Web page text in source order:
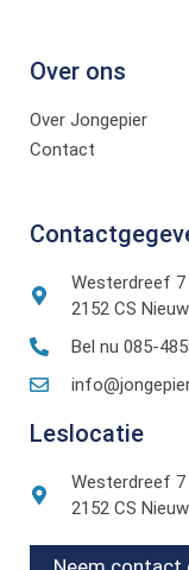
Over ons
Over Jongepier
Contact
Westerdreef 7
2152 CS
Bel nu 085-
Leslocatie
Westerdreef 7
2152 CS